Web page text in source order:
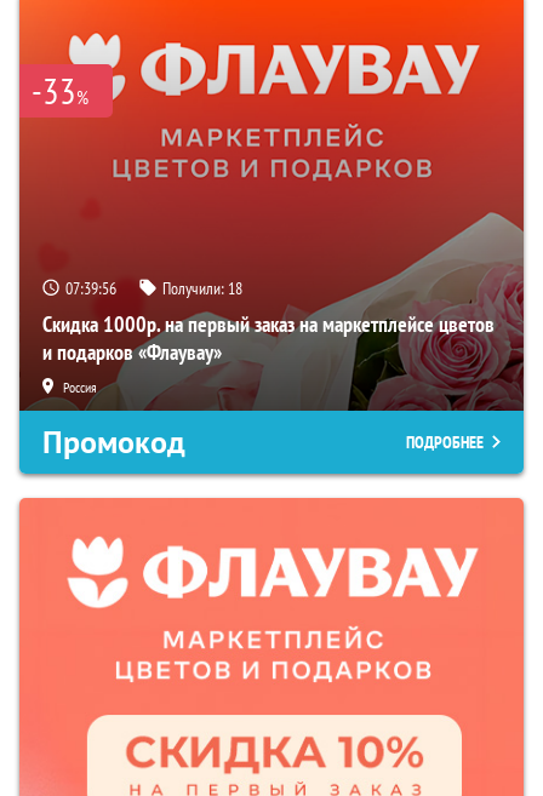
-33%
07:39:55 Получили: 18
Скидка 1000р. на первый заказ на маркетплейсе цветов
и подарков «Флаувау»
Россия
Промокод ПОДРОБНЕЕ